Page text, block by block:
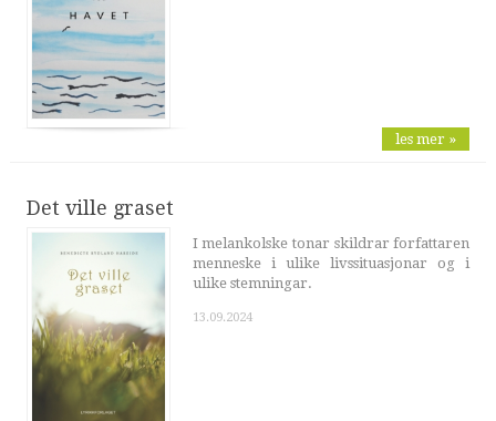
les mer »
Det ville graset
I melankolske tonar skildrar forfattaren
menneske i ulike livssituasjonar og i
ulike stemningar.
13.09.2024